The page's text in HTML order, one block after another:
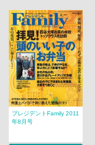
プレジデントFamily 2011
年8月号